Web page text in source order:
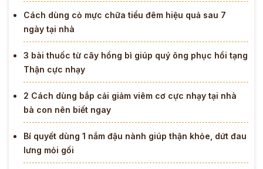
Cách dùng cỏ mực chữa tiểu đêm hiệu quả sau 7
ngày tại nhà
3 bài thuốc từ cây hồng bì giúp quý ông phục hồi tạng
Thận cực nhạy
2 Cách dùng bắp cải giảm viêm cơ cực nhạy tại nhà
bà con nên biết ngay
Bí quyết dùng 1 nắm đậu nành giúp thận khỏe, dứt đau
lưng mỏi gối